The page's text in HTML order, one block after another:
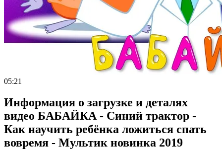
05:21
Информация о загрузке и деталях
видео БАБАЙКА - Синий трактор -
Как научить ребёнка ложиться спать
вовремя - Мультик новинка 2019